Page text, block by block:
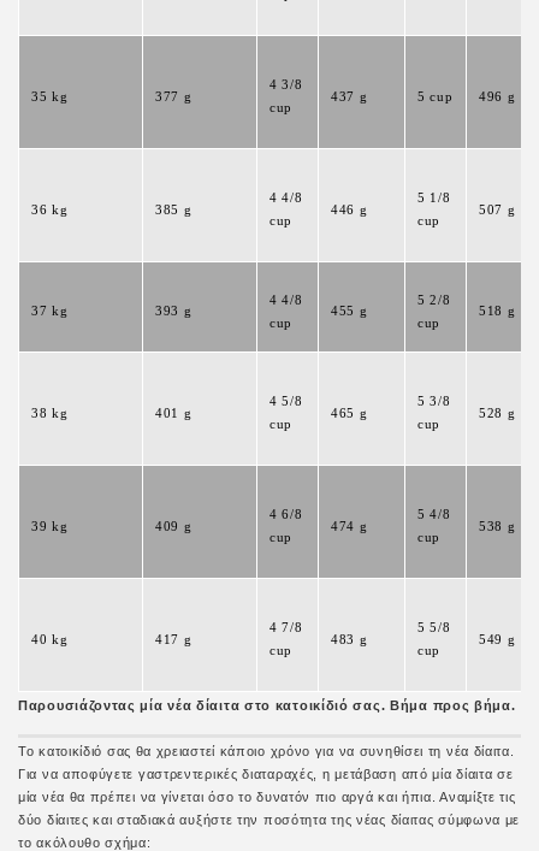
35 kg 377 g
4 3/8
cup
437 g 5 cup 496 g
36 kg 385 g
4 4/8
cup
446 g
5 1/8
cup
507 g
37 kg 393 g
4 4/8
cup
455 g
5 2/8
cup
518 g
38 kg 401 g
4 5/8
cup
465 g
5 3/8
cup
528 g
39 kg 409 g
4 6/8
cup
474 g
5 4/8
cup
538 g
40 kg 417 g
4 7/8
cup
483 g
5 5/8
cup
549 g
Παρουσιάζοντας μία νέα δίαιτα στο κατοικίδιό σας. Βήμα προς βήμα.
Το κατοικίδιό σας θα χρειαστεί κάποιο χρόνο για να συνηθίσει τη νέα δίαιτα.
Για να αποφύγετε γαστρεντερικές διαταραχές, η μετάβαση από μία δίαιτα σε
μία νέα θα πρέπει να γίνεται όσο το δυνατόν πιο αργά και ήπια. Αναμίξτε τις
δύο δίαιτες και σταδιακά αυξήστε την ποσότητα της νέας δίαιτας σύμφωνα με
το ακόλουθο σχήμα: